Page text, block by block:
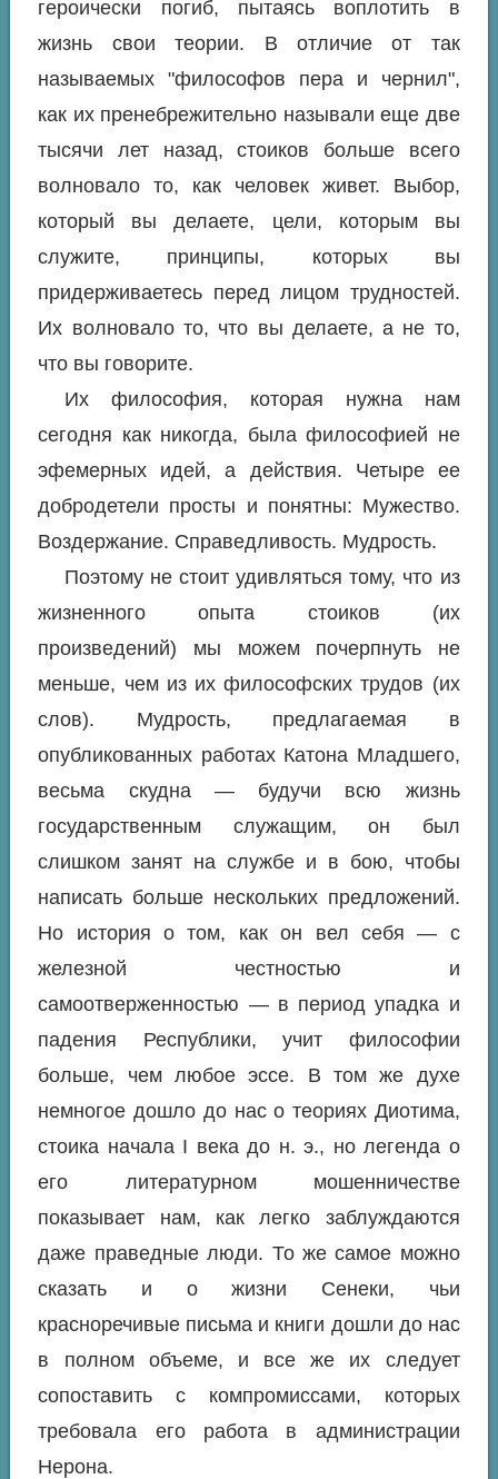
героически погиб, пытаясь воплотить в
жизнь свои теории. В отличие от так
называемых "философов пера и чернил",
как их пренебрежительно называли еще две
тысячи лет назад, стоиков больше всего
волновало то, как человек живет. Выбор,
который вы делаете, цели, которым вы
служите, принципы, которых вы
придерживаетесь перед лицом трудностей.
Их волновало то, что вы делаете, а не то,
что вы говорите.
Их философия, которая нужна нам
сегодня как никогда, была философией не
эфемерных идей, а действия. Четыре ее
добродетели просты и понятны: Мужество.
Воздержание. Справедливость. Мудрость.
Поэтому не стоит удивляться тому, что из
жизненного опыта стоиков (их
произведений) мы можем почерпнуть не
меньше, чем из их философских трудов (их
слов). Мудрость, предлагаемая в
опубликованных работах Катона Младшего,
весьма скудна — будучи всю жизнь
государственным служащим, он был
слишком занят на службе и в бою, чтобы
написать больше нескольких предложений.
Но история о том, как он вел себя — с
железной честностью и
самоотверженностью — в период упадка и
падения Республики, учит философии
больше, чем любое эссе. В том же духе
немногое дошло до нас о теориях Диотима,
стоика начала I века до н. э., но легенда о
его литературном мошенничестве
показывает нам, как легко заблуждаются
даже праведные люди. То же самое можно
сказать и о жизни Сенеки, чьи
красноречивые письма и книги дошли до нас
в полном объеме, и все же их следует
сопоставить с компромиссами, которых
требовала его работа в администрации
Нерона.